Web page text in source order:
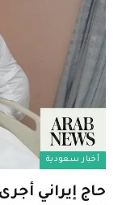
أخبار سعودية
حاج إيراني